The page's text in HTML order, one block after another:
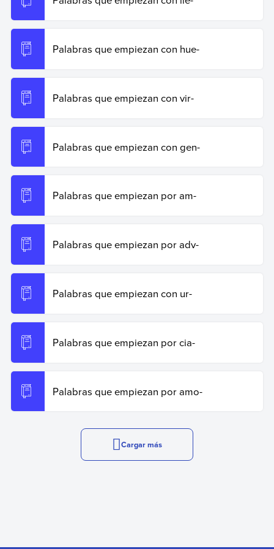
Palabras que empiezan con hue-
Palabras que empiezan con vir-
Palabras que empiezan con gen-
Palabras que empiezan por am-
Palabras que empiezan por adv-
Palabras que empiezan con ur-
Palabras que empiezan por cia-
Palabras que empiezan por amo-
Cargar más